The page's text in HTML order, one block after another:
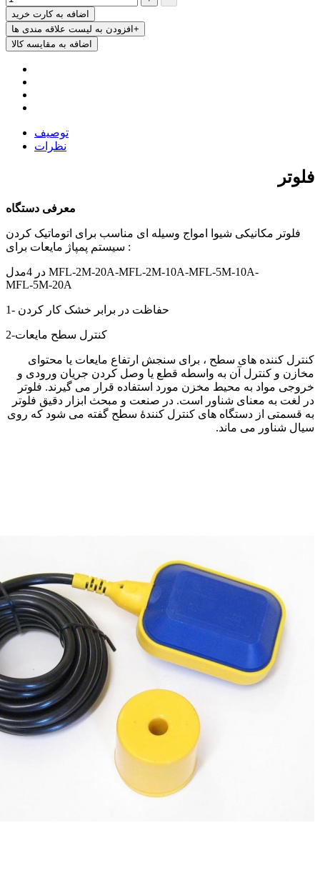
اضافه به کارت خرید
افزودن به لیست علاقه مندی ها+
اضافه به مقایسه کالا
توصیف
نظرات
فلوتر
معرفی دستگاه
فلوتر مکانیکی شیوا امواج وسیله ای مناسب برای اتوماتیک کردن
سیستم پمپاژ مایعات برای :
MFL-2M-20A-MFL-2M-10A-MFL-5M-10A-
MFL-5M-20A
2-کنترل سطح مایعات
کنترل کننده های سطح ، برای سنجش ارتفاع مایعات یا محتوای
مخازن و کنترل آن به واسطه قطع یا وصل کردن جریان ورودی و
خروجی مواد به محیط مخزن مورد استفاده قرار می گیرند. فلوتر
در لغت به معنای شناور است. در صنعت و مبحث ابزار دقیق فلوتر
به قسمتی از دستگاه های کنترل کنندۀ سطح گفته می شود که روی
سیال شناور می ماند.